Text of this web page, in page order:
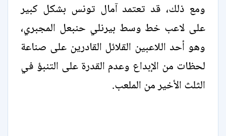
ومع ذلك، قد تعتمد آمال تونس بشكل كبير
على لاعب خط وسط بيرنلي حنبعل المجبري،
وهو أحد اللاعبين القلائل القادرين على صناعة
لحظات من الإبداع وعدم القدرة على التنبؤ في
الثلث الأخير من الملعب.